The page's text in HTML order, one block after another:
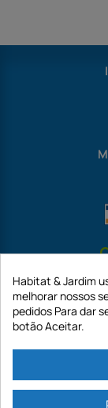
Habitat & Jardim
melhorar nossos
pedidos Para dar
botão Aceitar.